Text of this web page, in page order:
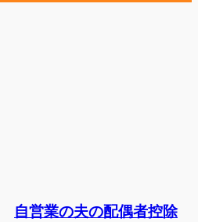
自営業の夫の配偶者控除